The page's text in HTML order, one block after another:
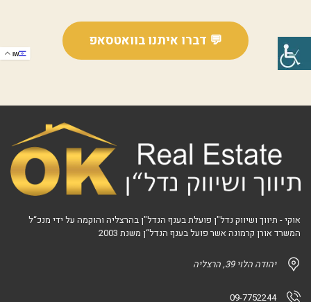
💬 דברו איתנו בוואטסאפ
אוקי - תיווך ושיווק נדל"ן פועלת בענף הנדל"ן בהרצליה והוקמה על ידי מנכ“ל
המשרד אורן קרמונה אשר פועל בענף הנדל“ן משנת 2003
יהודה הלוי 39, הרצליה
09-7752244
IW